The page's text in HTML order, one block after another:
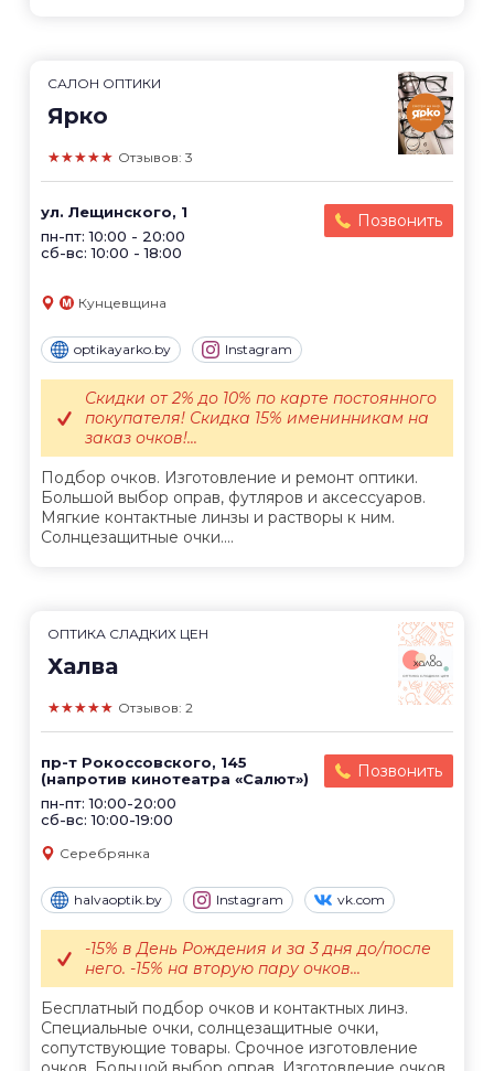
САЛОН ОПТИКИ
Ярко
★★★★★ Отзывов: 3
ул. Лещинского, 1
пн-пт: 10:00 - 20:00
сб-вс: 10:00 - 18:00
Позвонить
Кунцевщина
optikayarko.by Instagram
Подбор очков. Изготовление и ремонт оптики.
Большой выбор оправ, футляров и аксессуаров.
Мягкие контактные линзы и растворы к ним.
Солнцезащитные очки....
Скидки от 2% до 10% по карте постоянного
покупателя! Скидка 15% именинникам на
заказ очков!...
ОПТИКА СЛАДКИХ ЦЕН
Халва
★★★★★ Отзывов: 2
пр-т Рокоссовского, 145
(напротив кинотеатра «Салют»)
пн-пт: 10:00-20:00
сб-вс: 10:00-19:00
Позвонить
Серебрянка
halvaoptik.by Instagram vk.com
Бесплатный подбор очков и контактных линз.
Специальные очки, солнцезащитные очки,
сопутствующие товары. Срочное изготовление
-15% в День Рождения и за 3 дня до/после
него. -15% на вторую пару очков...